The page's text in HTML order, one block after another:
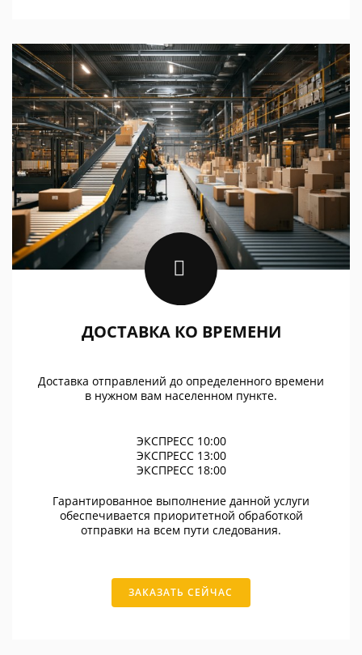
ДОСТАВКА КО ВРЕМЕНИ
Доставка отправлений до определенного времени
в нужном вам населенном пункте.
ЭКСПРЕСС 10:00
ЭКСПРЕСС 13:00
ЭКСПРЕСС 18:00
Гарантированное выполнение данной услуги
обеспечивается приоритетной обработкой
отправки на всем пути следования.
ЗАКАЗАТЬ СЕЙЧАС